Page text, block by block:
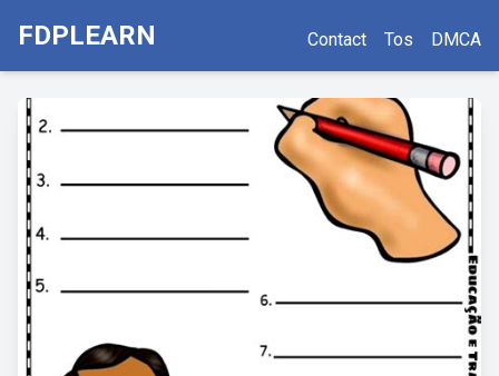
FDPLEARN Contact Tos DMCA